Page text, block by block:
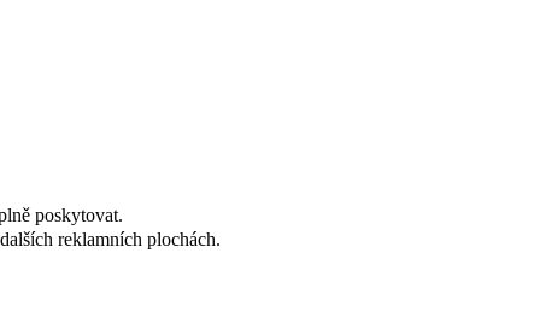
poskytovat.
reklamních plochách.